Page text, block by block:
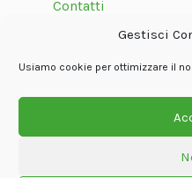
Gestisci
Usiamo cookie per ottimizzare il
Contatti
Seguici su
© Associazione internazionale